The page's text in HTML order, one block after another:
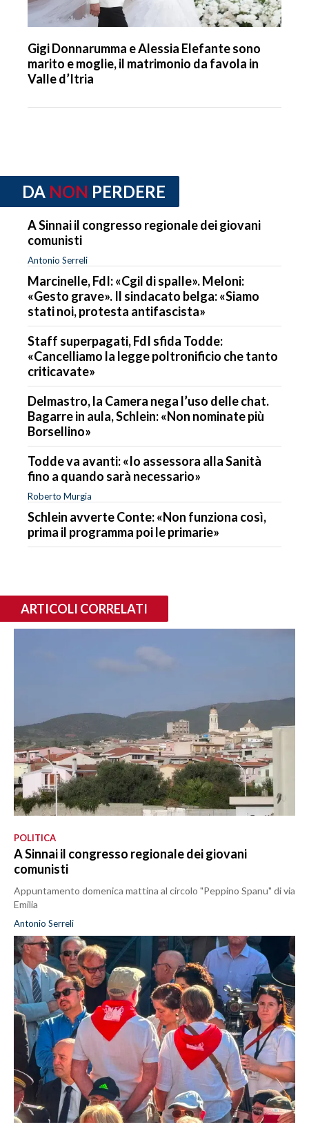
Gigi Donnarumma e Alessia Elefante sono
marito e moglie, il matrimonio da favola in
Valle d’Itria
DA NON PERDERE
A Sinnai il congresso regionale dei giovani
comunisti
Antonio Serreli
Marcinelle, FdI: «Cgil di spalle». Meloni:
«Gesto grave». Il sindacato belga: «Siamo
stati noi, protesta antifascista»
Staff superpagati, FdI sfida Todde:
«Cancelliamo la legge poltronificio che tanto
criticavate»
Delmastro, la Camera nega l’uso delle chat.
Bagarre in aula, Schlein: «Non nominate più
Borsellino»
Todde va avanti: «Io assessora alla Sanità
fino a quando sarà necessario»
Roberto Murgia
Schlein avverte Conte: «Non funziona così,
prima il programma poi le primarie»
ARTICOLI CORRELATI
POLITICA
A Sinnai il congresso regionale dei giovani
comunisti
Appuntamento domenica mattina al circolo "Peppino Spanu" di via
Emilia
Antonio Serreli